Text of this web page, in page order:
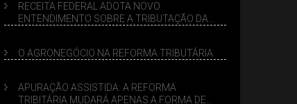
RECEITA FEDERAL ADOTA NOVO
ENTENDIMENTO SOBRE A TRIBUTAÇÃO DA
O AGRONEGÓCIO NA REFORMA TRIBUTÁRIA
APURAÇÃO ASSISTIDA: A REFORMA
TRIBITÁRIA MUDARÁ APENAS A FORMA DE